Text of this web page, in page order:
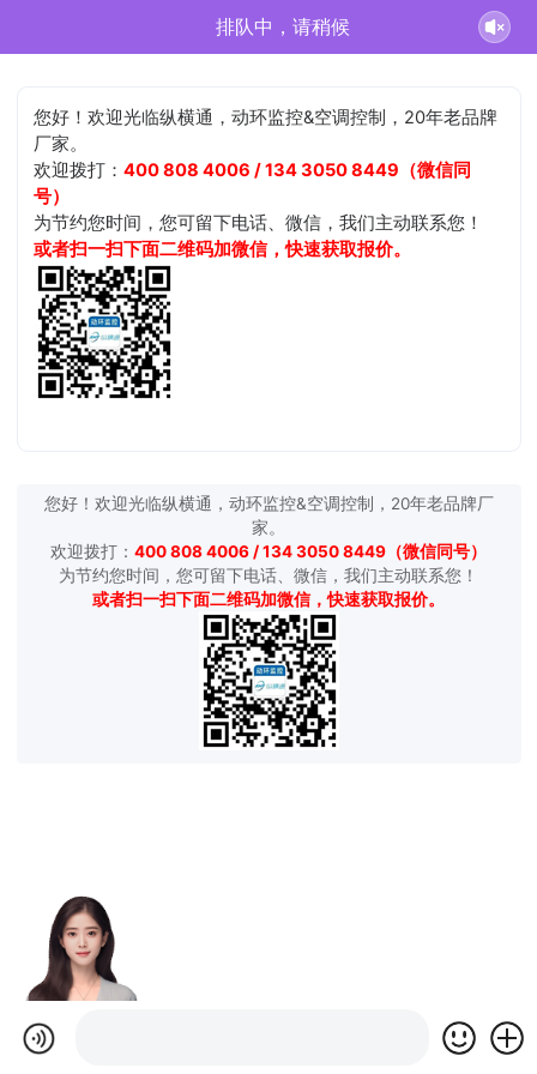
排队中，请稍候
您好！欢迎光临纵横通，动环监控&空调控制，20年老品牌
厂家。
欢迎拨打：400 808 4006 / 134 3050 8449（微信同
号）
为节约您时间，您可留下电话、微信，我们主动联系您！
或者扫一扫下面二维码加微信，快速获取报价。
您好！欢迎光临纵横通，动环监控&空调控制，20年老品牌厂
家。
欢迎拨打： 400 808 4006 / 134 3050 8449（微信同号）
为节约您时间，您可留下电话、微信，我们主动联系您！
或者扫一扫下面二维码加微信，快速获取报价。